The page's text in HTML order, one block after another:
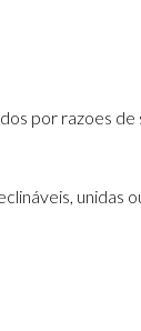
por razoes de
unidas